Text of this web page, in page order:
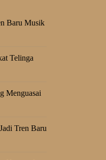
Baru Musik
Telinga
Menguasai
Tren Baru